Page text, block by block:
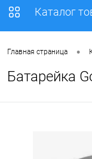
Каталог
Главная страница •
Батарейка